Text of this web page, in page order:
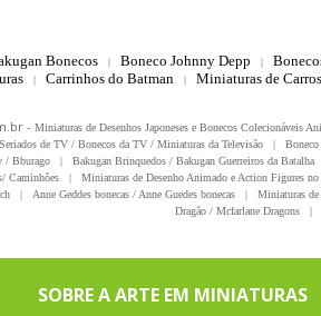
Bonecos | Boneco Johnny Depp |
| Carrinhos do Batman | Miniaturas de
- Miniaturas de Desenhos Japoneses e Bonecos Colecionáveis
Seriados de TV / Bonecos da TV / Miniaturas da Televisão |
/ Bburago
| Bakugan Brinquedos / Bakugan Guerreiros da Batalha
Caminhões
|
Miniaturas de Desenho Animado e Action Figures
| Anne Geddes bonecas / Anne Guedes bonecas |
Miniaturas
Dragão / Mcfarlane Dragons
|
SOBRE A ARTE EM MINIATURAS